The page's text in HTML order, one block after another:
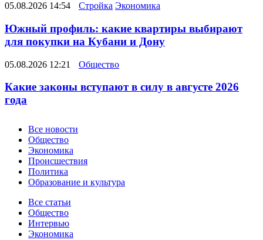
05.08.2026 14:54 Стройка Экономика
Южный профиль: какие квартиры выбирают
для покупки на Кубани и Дону
05.08.2026 12:21 Общество
Какие законы вступают в силу в августе 2026
года
Новости
Все новости
Общество
Экономика
Происшествия
Политика
Образование и культура
Статьи
Все статьи
Общество
Интервью
Экономика